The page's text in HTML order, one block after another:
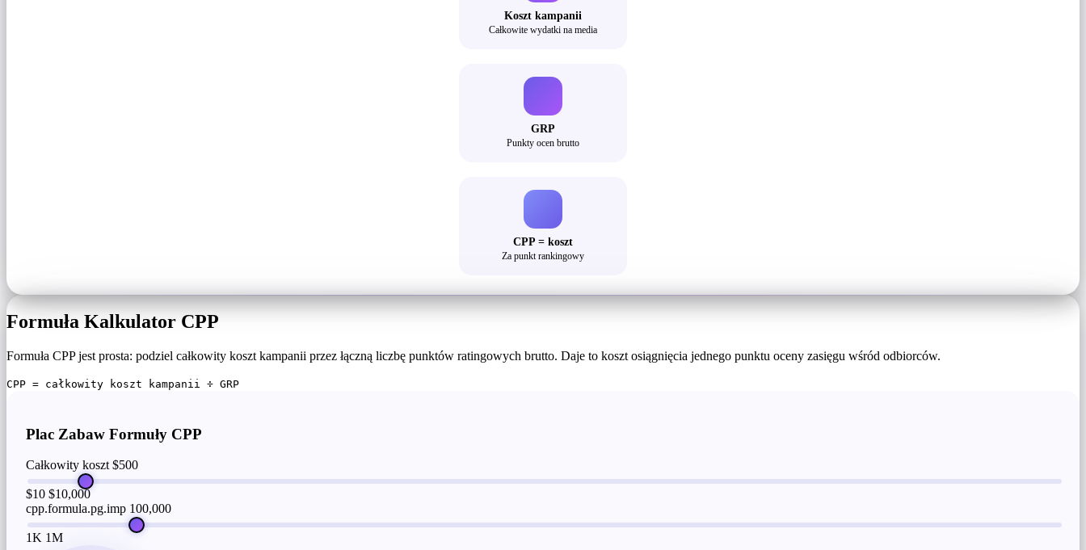
Koszt kampanii
Całkowite wydatki na media
GRP
Punkty ocen brutto
CPP = koszt
Za punkt rankingowy
Formuła Kalkulator CPP
Formuła CPP jest prosta: podziel całkowity koszt kampanii przez łączną liczbę punktów ratingowych brutto. Daje to koszt osiągnięcia jednego punktu oceny zasięgu wśród odbiorców.
CPP = całkowity koszt kampanii ÷ GRP
Plac Zabaw Formuły CPP
Całkowity koszt $500
$10 $10,000
cpp.formula.pg.imp 100,000
1K 1M